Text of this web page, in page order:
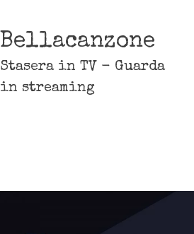
Bellacanzone
Stasera in TV - Guarda
in streaming